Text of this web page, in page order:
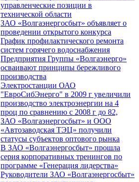
управленческие позиции в
технической области
ЗАО «Волгаэнергосбыт» объявляет о
проведении открытого конкурса
График профилактического ремонта
систем горячего водоснабжения
Предприятия Группы «Волгаэнерго»
осваивают принципы бережливого
производства
Электростанции ОАО
"ЕвроСибЭнерго" в 2009 г увеличили
производство электроэнергии на 4
проц по сравнению с 2008 г до 82,
ЗАО «Волгаэнергосбыт» и ООО
«Автозаводская ТЭЦ» получили
статусы субъектов оптового рынка
В ЗАО «Волгаэнергосбыт» прошла
серия корпоративных тренингов по
программе «Генерация лидерства»
Руководители ЗАО «Волгаэнергосбыт»